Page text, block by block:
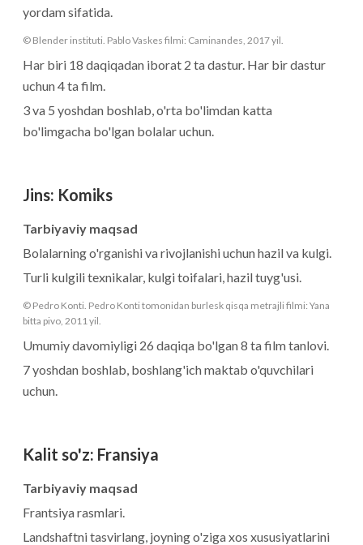
yordam sifatida.
© Blender instituti. Pablo Vaskes filmi: Caminandes, 2017 yil.
Har biri 18 daqiqadan iborat 2 ta dastur. Har bir dastur
uchun 4 ta film.
3 va 5 yoshdan boshlab, o'rta bo'limdan katta
bo'limgacha bo'lgan bolalar uchun.
Jins: Komiks
Tarbiyaviy maqsad
Bolalarning o'rganishi va rivojlanishi uchun hazil va kulgi.
Turli kulgili texnikalar, kulgi toifalari, hazil tuyg'usi.
© Pedro Konti. Pedro Konti tomonidan burlesk qisqa metrajli filmi: Yana
bitta pivo, 2011 yil.
Umumiy davomiyligi 26 daqiqa bo'lgan 8 ta film tanlovi.
7 yoshdan boshlab, boshlang'ich maktab o'quvchilari
uchun.
Kalit so'z: Fransiya
Tarbiyaviy maqsad
Frantsiya rasmlari.
Landshaftni tasvirlang, joyning o'ziga xos xususiyatlarini